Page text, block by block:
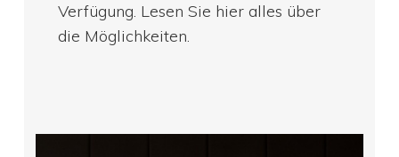
Verfügung. Lesen Sie hier alles über
die Möglichkeiten.